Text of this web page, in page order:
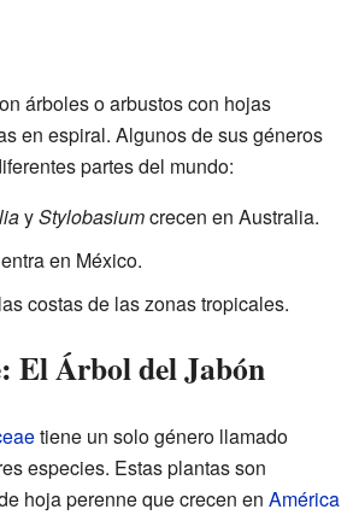
árboles o arbustos con hojas
en espiral. Algunos de sus géneros
partes del mundo:
yStylobasiumcrecen en Australia.
en México.
costas de las zonas tropicales.
El Árbol del Jabón
tiene un solo género llamado
especies. Estas plantas son
hoja perenne que crecen en América